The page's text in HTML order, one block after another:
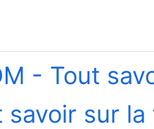
- Tout
savoir sur